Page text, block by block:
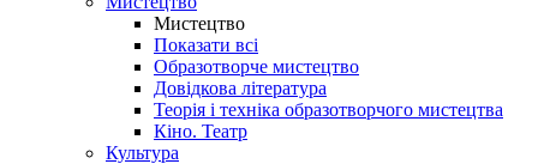
Мистецтво
Показати всі
Образотворче мистецтво
Довідкова література
Теорія і техніка образотворчого мистецтва
Кіно. Театр
Культура